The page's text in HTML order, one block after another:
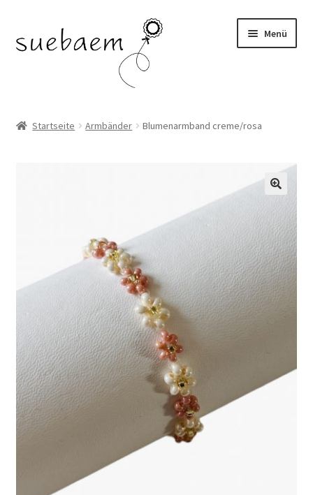
Navigation
Inhalt
Menü
Startseite Armbänder Blumenarmband creme/rosa